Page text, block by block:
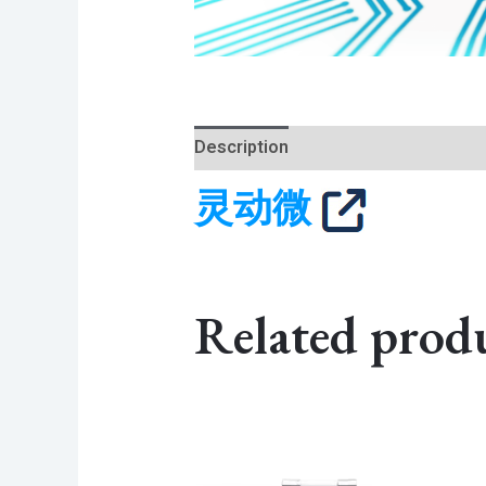
Description
灵动微
Related